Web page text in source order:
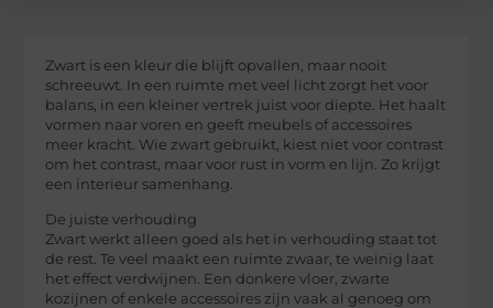
Zwart is een kleur die blijft opvallen, maar nooit
schreeuwt. In een ruimte met veel licht zorgt het voor
balans, in een kleiner vertrek juist voor diepte. Het haalt
vormen naar voren en geeft meubels of accessoires
meer kracht. Wie zwart gebruikt, kiest niet voor contrast
om het contrast, maar voor rust in vorm en lijn. Zo krijgt
een interieur samenhang.
De juiste verhouding
Zwart werkt alleen goed als het in verhouding staat tot
de rest. Te veel maakt een ruimte zwaar, te weinig laat
het effect verdwijnen. Een donkere vloer, zwarte
kozijnen of enkele accessoires zijn vaak al genoeg om